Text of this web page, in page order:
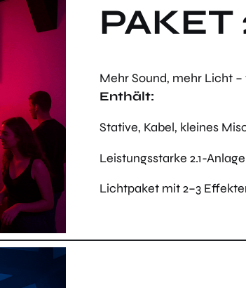
PAKET
Mehr Sound, mehr Licht
Enthält:
Stative, Kabel, kleines
Leistungsstarke 2.1-Anlage
Lichtpaket mit 2–3